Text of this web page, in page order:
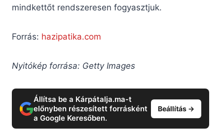
mindkettőt rendszeresen fogyasztjuk.
Forrás: hazipatika.com
Nyitókép forrása: Getty Images
Állítsa be a Kárpátalja.ma-t
előnyben részesített forrásként
a Google Keresőben.
Beállítás →